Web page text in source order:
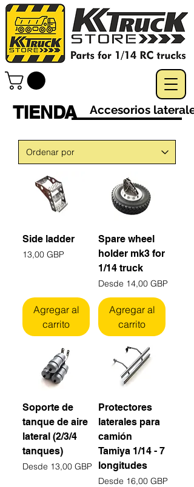
TIENDA Accesorios laterales
Side ladder
Precio
13,00 GBP
Agregar al
carrito
Spare wheel
holder mk3 for
1/14 truck
Desde 14,00 GBP
Precio de oferta
Agregar al
carrito
Soporte de
tanque de aire
lateral (2/3/4
tanques)
Desde 13,00 GBP
Precio de oferta
Protectores
laterales para
camión
Tamiya 1/14 - 7
longitudes
Desde 16,00 GBP
Precio de oferta